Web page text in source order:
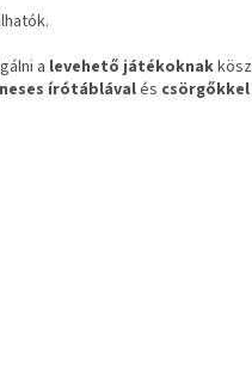
a levehető játékoknak
írótáblávalés csörgőkkel